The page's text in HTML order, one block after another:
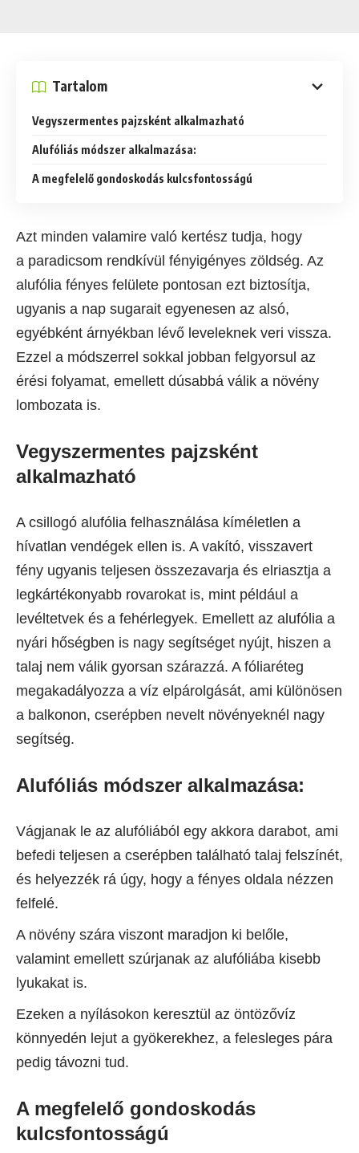
Tartalom
Vegyszermentes pajzsként alkalmazható
Alufóliás módszer alkalmazása:
A megfelelő gondoskodás kulcsfontosságú
Azt minden valamire való kertész tudja, hogy
a paradicsom rendkívül fényigényes zöldség. Az
alufólia fényes felülete pontosan ezt biztosítja,
ugyanis a nap sugarait egyenesen az alsó,
egyébként árnyékban lévő leveleknek veri vissza.
Ezzel a módszerrel sokkal jobban felgyorsul az
érési folyamat, emellett dúsabbá válik a növény
lombozata is.
Vegyszermentes pajzsként
alkalmazható
A csillogó alufólia felhasználása kíméletlen a
hívatlan vendégek ellen is. A vakító, visszavert
fény ugyanis teljesen összezavarja és elriasztja a
legkártékonyabb rovarokat is, mint például a
levéltetvek és a fehérlegyek. Emellett az alufólia a
nyári hőségben is nagy segítséget nyújt, hiszen a
talaj nem válik gyorsan szárazzá. A fóliaréteg
megakadályozza a víz elpárolgását, ami különösen
a balkonon, cserépben nevelt növényeknél nagy
segítség.
Alufóliás módszer alkalmazása:
Vágjanak le az alufóliából egy akkora darabot, ami
befedi teljesen a cserépben található talaj felszínét,
és helyezzék rá úgy, hogy a fényes oldala nézzen
felfelé.
A növény szára viszont maradjon ki belőle,
valamint emellett szúrjanak az alufóliába kisebb
lyukakat is.
Ezeken a nyílásokon keresztül az öntözővíz
könnyedén lejut a gyökerekhez, a felesleges pára
pedig távozni tud.
A megfelelő gondoskodás
kulcsfontosságú